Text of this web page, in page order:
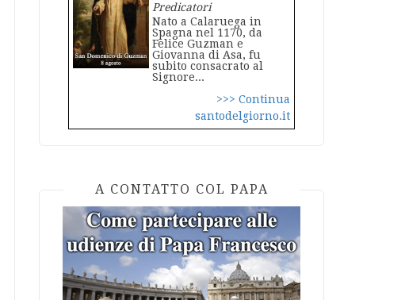
Predicatori
Nato a Calaruega in
Spagna nel 1170, da
Felice Guzman e
Giovanna di Asa, fu
subito consacrato al
Signore...
>>> Continua
santodelgiorno.it
A CONTATTO COL PAPA